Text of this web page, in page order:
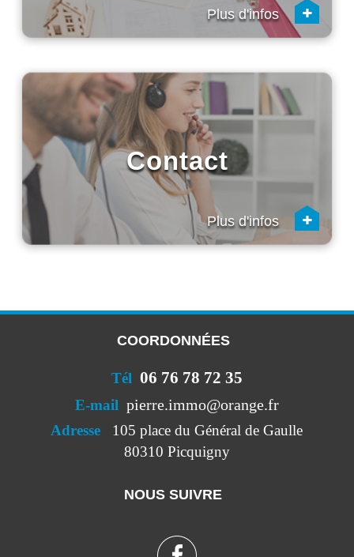
Plus d'infos +
Contact
Plus d'infos +
COORDONNÉES
Tél 06 76 78 72 35
E-mail pierre.immo@orange.fr
Adresse
105 place du Général de Gaulle
80310 Picquigny
NOUS SUIVRE